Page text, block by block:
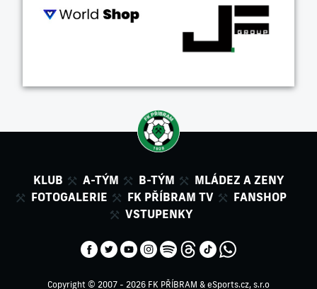
KLUB A-TÝM B-TÝM
MLÁDEZ A ZENY
FOTOGALERIE
FK PŘÍBRAM TV
FANSHOP
VSTUPENKY
Copyright © 2007 - 2026 FK PŘÍBRAM & eSports.cz, s.r.o